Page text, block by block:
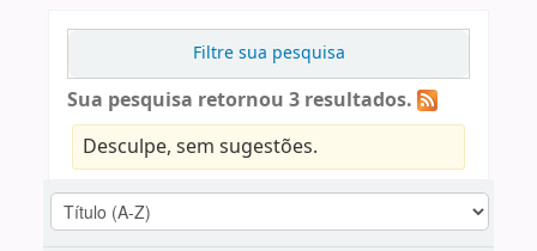
Filtre sua pesquisa
Sua pesquisa retornou 3 resultados.
Desculpe, sem sugestões.